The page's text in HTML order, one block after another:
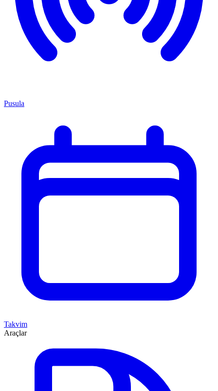
Pusula
Takvim
Araçlar